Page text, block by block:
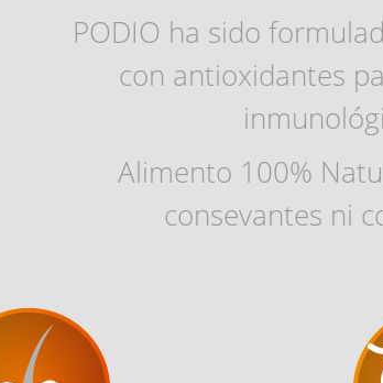
PODIO ha sido
con antioxidantes
Alimento 100%
consevantes ni